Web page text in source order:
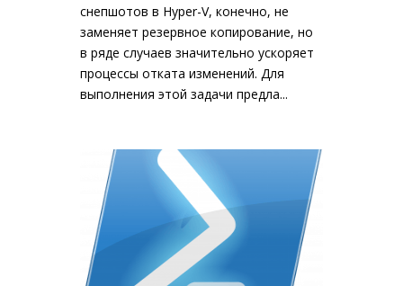
снепшотов в Hyper-V, конечно, не
заменяет резервное копирование, но
в ряде случаев значительно ускоряет
процессы отката изменений. Для
выполнения этой задачи предла...